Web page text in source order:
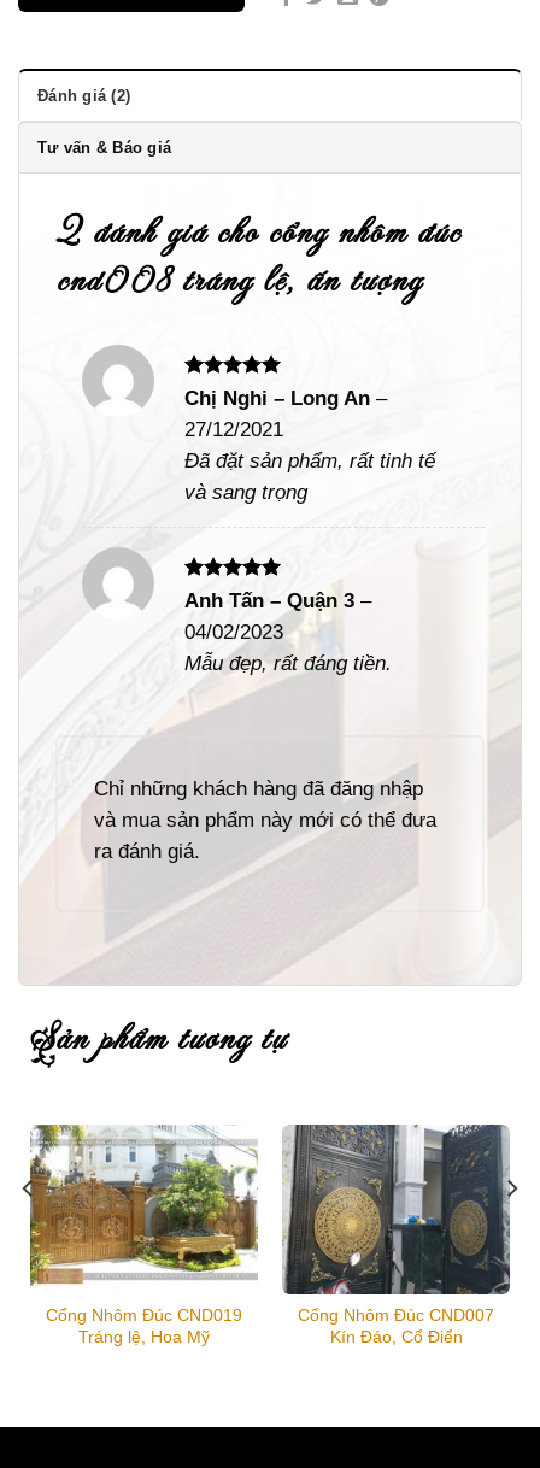
Đánh giá (2)
Tư vấn & Báo giá
2 đánh giá chocổng nhôm đúc
cnd008 tráng lệ, ấn tượng
Được xếp
hạng 55
sao
Chị Nghi – Long An–
27/12/2021
Đã đặt sản phẩm, rất tinh tế
và sang trọng
Được xếp
sao
Anh Tấn – Quận 3–
04/02/2023
Mẫu đẹp, rất đáng tiền.
Chỉ những khách hàng đã đăng nhập
và mua sản phẩm này mới có thể đưa
ra đánh giá.
sản phẩm tương tự
Cổng Nhôm Đúc CND019
Tráng lệ, Hoa Mỹ
Cổng Nhôm Đúc CND007
Kín Đáo, Cổ Điển